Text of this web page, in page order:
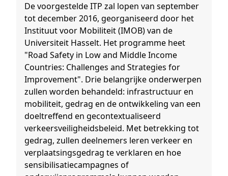
De voorgestelde ITP zal lopen van september
tot december 2016, georganiseerd door het
Instituut voor Mobiliteit (IMOB) van de
Universiteit Hasselt. Het programme heet
"Road Safety in Low and Middle Income
Countries: Challenges and Strategies for
Improvement". Drie belangrijke onderwerpen
zullen worden behandeld: infrastructuur en
mobiliteit, gedrag en de ontwikkeling van een
doeltreffend en gecontextualiseerd
verkeersveiligheidsbeleid. Met betrekking tot
gedrag, zullen deelnemers leren verkeer en
verplaatsingsgedrag te verklaren en hoe
sensibilisatiecampagnes of